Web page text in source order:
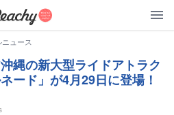
ュース
縄の新大型ライドアトラク
ード」が4月29日に登場！